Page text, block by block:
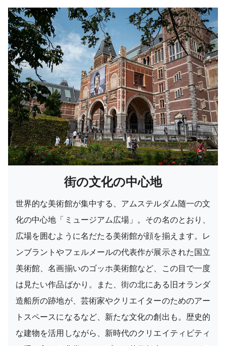
街の文化の中心地
世界的な美術館が集中する、アムステルダム随一の文
化の中心地「ミュージアム広場」。その名のとおり、
広場を囲むように名だたる美術館が顔を揃えます。レ
ンブラントやフェルメールの代表作が展示された国立
美術館、名画揃いのゴッホ美術館など、この目で一度
は見たい作品ばかり。また、街の北にある旧オランダ
造船所の跡地が、芸術家やクリエイターのためのアー
トスペースになるなど、新たな文化の創出も。歴史的
な建物を活用しながら、新時代のクリエイティビティ